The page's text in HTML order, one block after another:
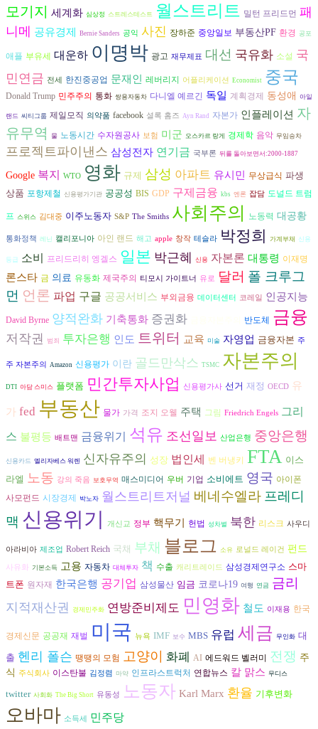
모기지 세계화 심상정 스트레스테스트 월스트리트 밀턴 프리드먼 패
니메 공유경제 Bernie Sanders 공익 사진 장하준 중앙일보 부동산PF 환경 공포
애플 부유세 대운하 이명박 광고 재무제표 대선 국유화 소설 국
민연금 전세 한진중공업 문재인 레버리지 어플리케이션 Economist 중국
Donald Trump 민주주의 통화 쌍용자동차 다니엘 예르긴 독일 계획경제 동성애 아일
랜드 씨티그룹 제일모직 의약품 facebook 셜록 홈즈 Ayn Rand 자본가 인플레이션 자
유무역
물 노동시간 수자원공사 보험 미군 오스카르 랑게 경제학 음악 무임승차
프로젝트파이낸스 삼성전자 연기금 국부론 뒤를 돌아보면서:2000-1887
Google 복지 WTO 영화 규제 삼성 아파트 유시민 무상급식 파생
상품 포항제철 신용평가기관 공공성 BIS GDP 구제금융 kbs 엔론 잡담 도널드 트럼
프 스위스 김대중 이주노동자 S&P The Smiths 사회주의 노동력 대공황
통화정책 레닌 캘리포니아 아인 랜드 해고 apple 창작 테슬라 박정희 가계부채 신용
등급 소비 프리드리히 엥겔스 일본 박근혜 신용 자본론 대통령 이재명
론스타 금 의료 유동화 제국주의 티모시 가이트너 유로 달러 폴 크루그
먼 언론 파업 구글 공공서비스 부외금융 데이터센터 코레일 인공지능
David Byrne 양적완화 기축통화 증권화 반도체 금융
저작권 범죄 투자은행 인도 트위터 교육 미술 자영업 금융자본 주
주 자본주의 Amazon 신용평가 이란 골드만삭스 TSMC 자본주의
DTI 아담 스미스 플랫폼 민간투자사업 신용평가사 선거 재정 OECD 유
가 fed 부동산 물가 가격 조지 오웰 주택 그림 Friedrich Engels 그리
스 불평등 배트맨 금융위기 석유 조선일보 산업은행 중앙은행
신용카드 엘리자베스 워렌 신자유주의 성장 법인세 벤 버냉키 FTA 이스
라엘 노동 강의 죽음 보호무역 매스미디어 우버 기업 소비에트 영국 아이폰
사모펀드 시장경제 박노자 월스트리트저널 베네수엘라 프레디
맥 신용위기 개신교 정부 핵무기 헌법 성차별 북한 리스크 사우디
아라비아 제조업 Robert Reich 국채 부채 블로그 소유 로널드 레이건 펀드
사유화 기본소득 고용 자동차 대체투자 책 수출 캐리트레이드 삼성경제연구소 스마
트폰 원자재 한국은행 공기업 삼성물산 임금 코로나19 여행 연금 금리
지적재산권 경제민주화 연방준비제도 민영화 철도 이재용 한국
경제신문 공공재 재벌 미국 뉴욕 IMF 보수 MBS 유럽 세금 무인화 대
출 헨리 폴슨 땡땡의 모험 고양이 화폐 AI 에드워드 벨러미 전쟁 주
식 주식회사 이스탄불 김정렴 마약 인프라스트럭처 연합뉴스 칼 맑스 무디스
twitter 사회화 The Big Short 유동성 노동자 Karl Marx 환율 기후변화
오바마 소득세 민주당